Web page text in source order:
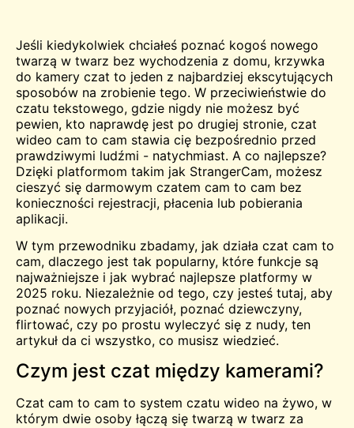
Jeśli kiedykolwiek chciałeś poznać kogoś nowego
twarzą w twarz bez wychodzenia z domu, krzywka
do kamery czat to jeden z najbardziej ekscytujących
sposobów na zrobienie tego. W przeciwieństwie do
czatu tekstowego, gdzie nigdy nie możesz być
pewien, kto naprawdę jest po drugiej stronie, czat
wideo cam to cam stawia cię bezpośrednio przed
prawdziwymi ludźmi - natychmiast. A co najlepsze?
Dzięki platformom takim jak StrangerCam, możesz
cieszyć się darmowym czatem cam to cam bez
konieczności rejestracji, płacenia lub pobierania
aplikacji.
W tym przewodniku zbadamy, jak działa czat cam to
cam, dlaczego jest tak popularny, które funkcje są
najważniejsze i jak wybrać najlepsze platformy w
2025 roku. Niezależnie od tego, czy jesteś tutaj, aby
poznać nowych przyjaciół, poznać dziewczyny,
flirtować, czy po prostu wyleczyć się z nudy, ten
artykuł da ci wszystko, co musisz wiedzieć.
Czym jest czat między kamerami?
Czat cam to cam to system czatu wideo na żywo, w
którym dwie osoby łączą się twarzą w twarz za